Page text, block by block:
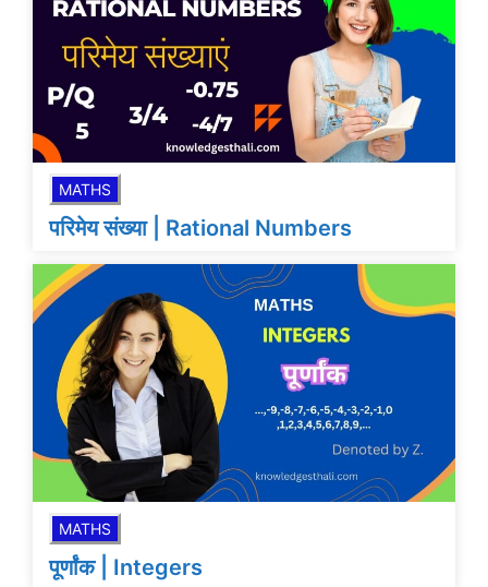
MATHS
परिमेय संख्या | Rational Numbers
MATHS
पूर्णांक | Integers